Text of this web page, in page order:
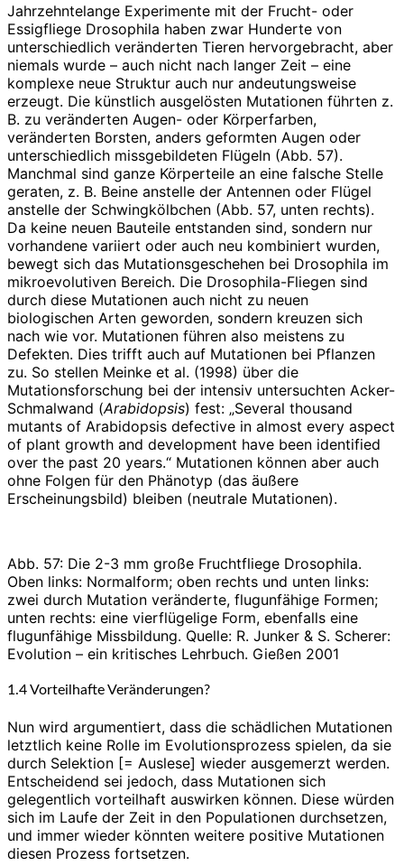
Jahrzehntelange Experimente mit der Frucht- oder
Essigfliege Drosophila haben zwar Hunderte von
unterschiedlich veränderten Tieren hervorgebracht, aber
niemals wurde – auch nicht nach langer Zeit – eine
komplexe neue Struktur auch nur andeutungsweise
erzeugt. Die künstlich ausgelösten Mutationen führten z.
B. zu veränderten Augen- oder Körperfarben,
veränderten Borsten, anders geformten Augen oder
unterschiedlich missgebildeten Flügeln (Abb. 57).
Manchmal sind ganze Körperteile an eine falsche Stelle
geraten, z. B. Beine anstelle der Antennen oder Flügel
anstelle der Schwingkölbchen (Abb. 57, unten rechts).
Da keine neuen Bauteile entstanden sind, sondern nur
vorhandene variiert oder auch neu kombiniert wurden,
bewegt sich das Mutationsgeschehen bei Drosophila im
mikroevolutiven Bereich. Die Drosophila-Fliegen sind
durch diese Mutationen auch nicht zu neuen
biologischen Arten geworden, sondern kreuzen sich
nach wie vor. Mutationen führen also meistens zu
Defekten. Dies trifft auch auf Mutationen bei Pflanzen
zu. So stellen Meinke et al. (1998) über die
Mutationsforschung bei der intensiv untersuchten Acker-
Schmalwand (Arabidopsis) fest: „Several thousand
mutants of Arabidopsis defective in almost every aspect
of plant growth and development have been identified
over the past 20 years.“ Mutationen können aber auch
ohne Folgen für den Phänotyp (das äußere
Erscheinungsbild) bleiben (neutrale Mutationen).
Abb. 57: Die 2-3 mm große Fruchtfliege Drosophila.
Oben links: Normalform; oben rechts und unten links:
zwei durch Mutation veränderte, flugunfähige Formen;
unten rechts: eine vierflügelige Form, ebenfalls eine
flugunfähige Missbildung. Quelle: R. Junker & S. Scherer:
Evolution – ein kritisches Lehrbuch. Gießen 2001
1.4 Vorteilhafte Veränderungen?
Nun wird argumentiert, dass die schädlichen Mutationen
letztlich keine Rolle im Evolutionsprozess spielen, da sie
durch Selektion [= Auslese] wieder ausgemerzt werden.
Entscheidend sei jedoch, dass Mutationen sich
gelegentlich vorteilhaft auswirken können. Diese würden
sich im Laufe der Zeit in den Populationen durchsetzen,
und immer wieder könnten weitere positive Mutationen
diesen Prozess fortsetzen.